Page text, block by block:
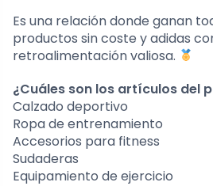
Es una relación donde ganan
productos sin coste y adidas
retroalimentación valiosa.
¿Cuáles son los artículos del
Calzado deportivo
Ropa de entrenamiento
Accesorios para fitness
Sudaderas
Equipamiento de ejercicio